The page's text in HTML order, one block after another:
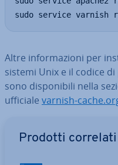
sudo service varnish
Altre in­for­ma­zio­ni per
sistemi Unix e il codice
sono di­spo­ni­bi­li nella
ufficiale varnish-
Prodotti correlati